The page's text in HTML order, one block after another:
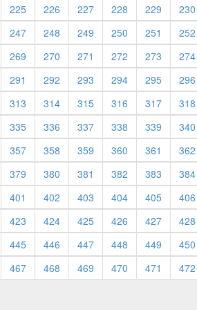
225 226 227 228 229
230
247 248 249 250 251
252
269 270 271 272 273
274
291 292 293 294 295
296
313 314 315 316 317
318
335 336 337 338 339
340
357 358 359 360 361
362
379 380 381 382 383
384
401 402 403 404 405
406
423 424 425 426 427
428
445 446 447 448 449
450
467 468 469 470 471
472